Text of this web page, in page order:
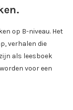
op B-niveau. Het
verhalen die
als leesboek
voor een